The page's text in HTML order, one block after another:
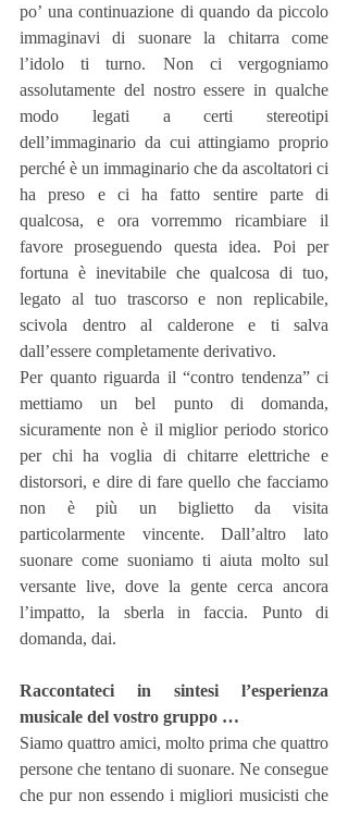
po’ una continuazione di quando da piccolo
immaginavi di suonare la chitarra come
l’idolo ti turno. Non ci vergogniamo
assolutamente del nostro essere in qualche
modo legati a certi stereotipi
dell’immaginario da cui attingiamo proprio
perché è un immaginario che da ascoltatori ci
ha preso e ci ha fatto sentire parte di
qualcosa, e ora vorremmo ricambiare il
favore proseguendo questa idea. Poi per
fortuna è inevitabile che qualcosa di tuo,
legato al tuo trascorso e non replicabile,
scivola dentro al calderone e ti salva
dall’essere completamente derivativo.
Per quanto riguarda il “contro tendenza” ci
mettiamo un bel punto di domanda,
sicuramente non è il miglior periodo storico
per chi ha voglia di chitarre elettriche e
distorsori, e dire di fare quello che facciamo
non è più un biglietto da visita
particolarmente vincente. Dall’altro lato
suonare come suoniamo ti aiuta molto sul
versante live, dove la gente cerca ancora
l’impatto, la sberla in faccia. Punto di
domanda, dai.
Raccontateci in sintesi l’esperienza
musicale del vostro gruppo …
Siamo quattro amici, molto prima che quattro
persone che tentano di suonare. Ne consegue
che pur non essendo i migliori musicisti che